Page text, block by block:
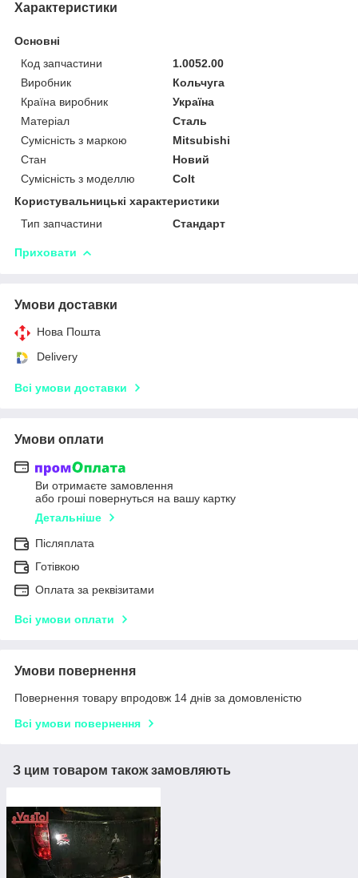
Характеристики
Основні
Код запчастини
1.0052.00
Виробник
Кольчуга
Країна виробник
Україна
Матеріал
Сталь
Сумісність з маркою
Mitsubishi
Стан
Новий
Сумісність з моделлю
Colt
Користувальницькі характеристики
Тип запчастини
Стандарт
Приховати
Умови доставки
Нова Пошта
Delivery
Всі умови доставки
Умови оплати
Ви отримаєте замовлення
або гроші повернуться на вашу картку
Детальніше
Післяплата
Готівкою
Оплата за реквізитами
Всі умови оплати
Умови повернення
Повернення товару впродовж 14 днів за домовленістю
Всі умови повернення
З цим товаром також замовляють